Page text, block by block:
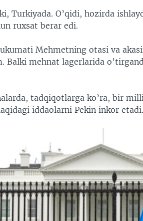
Turkiyada. O’qidi, hozirda
ruxsat berar edi.
Mehmetning otasi va
Balki mehnat lagerlarida
tadqiqotlarga ko’ra, bir
iddaolarni Pekin inkor etadi.